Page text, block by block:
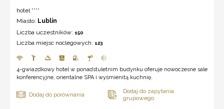
hotel ****
Miasto: Lublin
Liczba uczestników: 150
Liczba miejsc noclegowych: 123
4-gwiazdkowy hotel w ponadstuletnim budynku oferuje nowoczesne sale
konferencyjne, orientalne SPA i wyśmienitą kuchnię.